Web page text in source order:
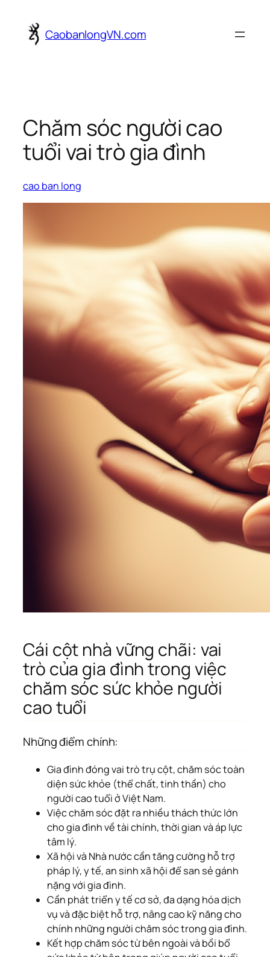
content CaobanlongVN.com
Chăm sóc người cao
tuổi vai trò gia đình
cao ban long
Cái cột nhà vững chãi: vai
trò của gia đình trong việc
chăm sóc sức khỏe người
cao tuổi
Những điểm chính:
Gia đình đóng vai trò trụ cột, chăm sóc toàn
diện sức khỏe (thể chất, tinh thần) cho
người cao tuổi ở Việt Nam.
Việc chăm sóc đặt ra nhiều thách thức lớn
cho gia đình về tài chính, thời gian và áp lực
tâm lý.
Xã hội và Nhà nước cần tăng cường hỗ trợ
pháp lý, y tế, an sinh xã hội để san sẻ gánh
nặng với gia đình.
Cần phát triển y tế cơ sở, đa dạng hóa dịch
vụ và đặc biệt hỗ trợ, nâng cao kỹ năng cho
chính những người chăm sóc trong gia đình.
Kết hợp chăm sóc từ bên ngoài và bồi bổ